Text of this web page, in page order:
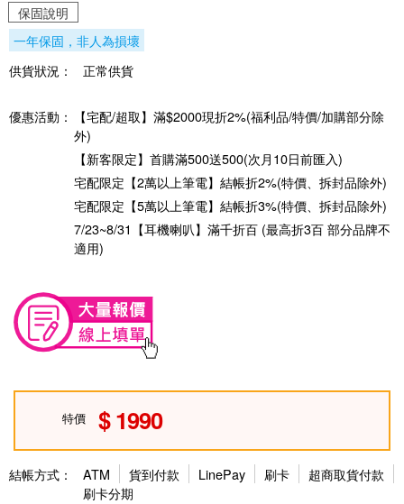
保固說明
一年保固，非人為損壞
供貨狀況：
正常供貨
優惠活動：
【宅配/超取】滿$2000現折2%(福利品/特價/加購部分除
外)
【新客限定】首購滿500送500(次月10日前匯入)
宅配限定【2萬以上筆電】結帳折2%(特價、拆封品除外)
宅配限定【5萬以上筆電】結帳折3%(特價、拆封品除外)
7/23~8/31【耳機喇叭】滿千折百 (最高折3百 部分品牌不
適用)
特價 1990
結帳方式： ATM 貨到付款 LinePay 刷卡
超商取貨付款
刷卡分期